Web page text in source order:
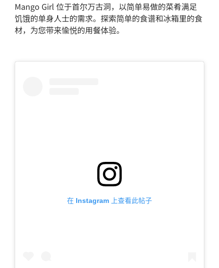
Mango Girl 位于首尔万古洞，以简单易做的菜肴满足
饥饿的单身人士的需求。探索简单的食谱和冰箱里的食
材，为您带来愉悦的用餐体验。
在 Instagram 上查看此帖子